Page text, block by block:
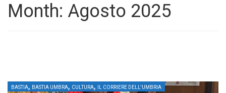
Month: Agosto 2025
BASTIA, BASTIA UMBRA, CULTURA, IL CORRIERE DELL'UMBRIA